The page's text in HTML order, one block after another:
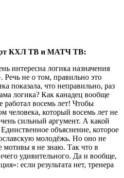
КХЛ ТВ и МАТЧ ТВ:
интересна логика назначения
не о том, правильно это
показала, что неправильно, раз
логика? Как канадец вообще
работал восемь лет! Чтобы
человека, который восемь лет не
сильный аргумент. А какой
объяснение, которое
молодёжь. Но оно не
мотивы я не знаю. Так что в
удивительного. Да и вообще,
если результата нет, тренера